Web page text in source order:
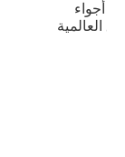
أﺟﻮاء
اﻟﻌﺎﻟﻤﻴﺔ